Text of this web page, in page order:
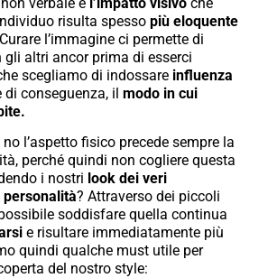
risulta spesso più eloquente
l’immagine ci permette di
gli altri ancor prima di esserci
scegliamo di indossare influenza
di conseguenza, il modo in cui
l’aspetto fisico precede sempre la
perché quindi non cogliere questa
i nostri look dei veri
personalità? Attraverso dei piccoli
soddisfare quella continua
e risultare immediatamente più
quindi qualche must utile per
del nostro style: